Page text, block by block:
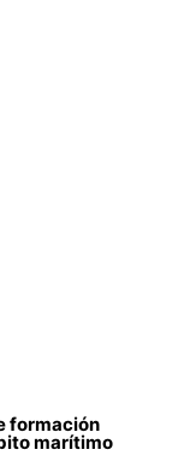
formación
marítimo